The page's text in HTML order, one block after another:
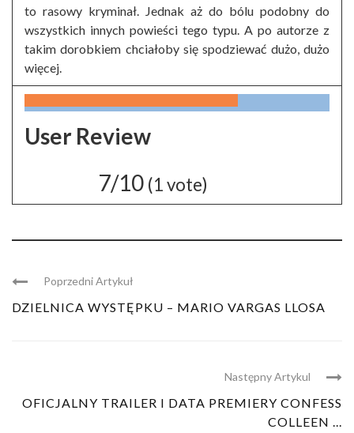
to rasowy kryminał. Jednak aż do bólu podobny do
wszystkich innych powieści tego typu. A po autorze z
takim dorobkiem chciałoby się spodziewać dużo, dużo
więcej.
User Review
7/10 (1vote)
Poprzedni Artykuł
DZIELNICA WYSTĘPKU – MARIO VARGAS LLOSA
Następny Artykul
OFICJALNY TRAILER I DATA PREMIERY CONFESS
COLLEEN ...